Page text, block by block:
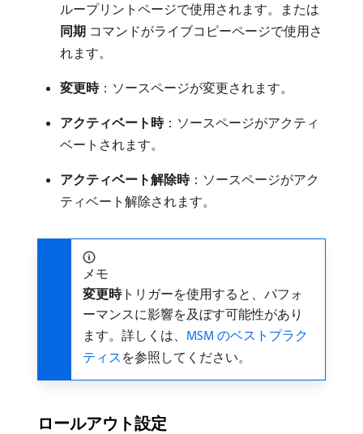
ループリントページで使用されます。または​
同期 ​コマンドがライブコピーページで使用さ
れます。
変更時：ソースページが変更されます。
アクティベート時：ソースページがアクティ
ベートされます。
アクティベート解除時：ソースページがアク
ティベート解除されます。
メモ
変更時​トリガーを使用すると、パフォ
ーマンスに影響を及ぼす可能性があり
ます。詳しくは、 MSM のベストプラク
ティス を参照してください。
ロールアウト設定